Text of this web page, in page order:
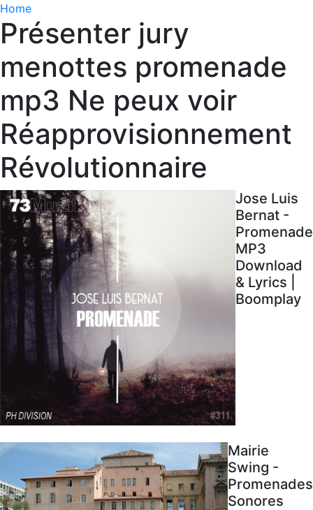
Home
Présenter jury
menottes promenade
mp3 Ne peux voir
Réapprovisionnement
Révolutionnaire
Jose Luis
Bernat -
Promenade
MP3
Download
& Lyrics |
Boomplay
Mairie
Swing -
Promenades
Sonores